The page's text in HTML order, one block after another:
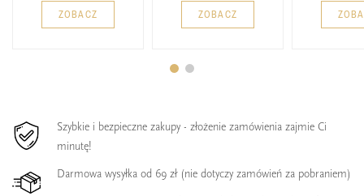
ZOBACZ ZOBACZ
Szybkie i bezpieczne zakupy - złożenie zamówienia zajmie Ci
minutę!
Darmowa wysyłka od 69 zł (nie dotyczy zamówień za pobraniem)